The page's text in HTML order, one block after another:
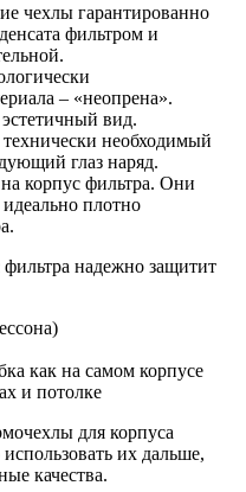
чехлы гарантированно
фильтром и
– «неопрена».
вид.
необходимый
глаз наряд.
корпус фильтра. Они
плотно
фильтра надежно защитит
как на самом корпусе
и потолке
для корпуса
их дальше,
качества.